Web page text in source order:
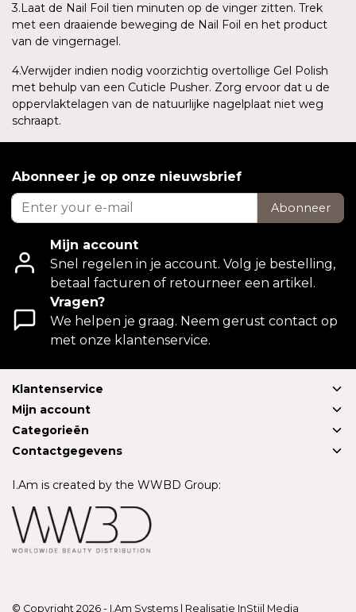
3.Laat de Nail Foil tien minuten op de vinger zitten. Trek
met een draaiende beweging de Nail Foil en het product
van de vingernagel.
4.Verwijder indien nodig voorzichtig overtollige Gel Polish
met behulp van een Cuticle Pusher. Zorg ervoor dat u de
oppervlaktelagen van de natuurlijke nagelplaat niet weg
schraapt.
Abonneer je op onze nieuwsbrief
Abonneer
Mijn account
Snel regelen in je account. Volg je bestelling,
betaal facturen of retourneer een artikel.
Vragen?
We helpen je graag. Neem gerust contact op
met onze klantenservice.
Klantenservice
Mijn account
Categorieën
Contactgegevens
I.Am is created by the WWBD Group:
© Copyright 2026 - I.Am Systems | Realisatie InStijl Media